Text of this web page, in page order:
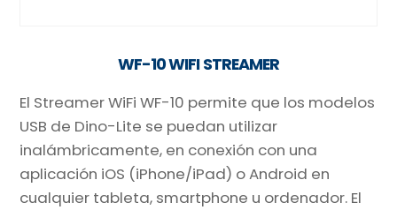
WF-10 WIFI STREAMER
El Streamer WiFi WF-10 permite que los modelos
USB de Dino-Lite se puedan utilizar
inalámbricamente, en conexión con una
aplicación iOS (iPhone/iPad) o Android en
cualquier tableta, smartphone u ordenador. El